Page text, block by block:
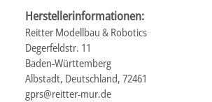
Herstellerinformationen:
Reitter Modellbau & Robotics
Degerfeldstr. 11
Baden-Württemberg
Albstadt, Deutschland, 72461
gprs@reitter-mur.de